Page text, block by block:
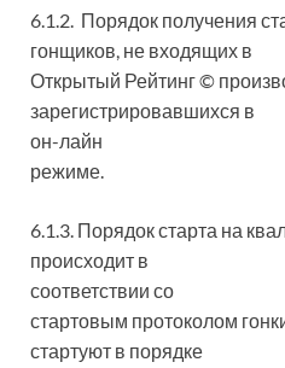
6.1.2. Порядок получения
гонщиков, не входящих в
Открытый Рейтинг ©
зарегистрировавшихся в
он-лайн
режиме.
6.1.3. Порядок старта на
происходит в
соответствии со
стартовым протоколом
стартуют в порядке